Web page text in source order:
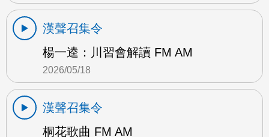
漢聲召集令
楊一逵：川習會解讀 FM AM
2026/05/18
漢聲召集令
桐花歌曲 FM AM